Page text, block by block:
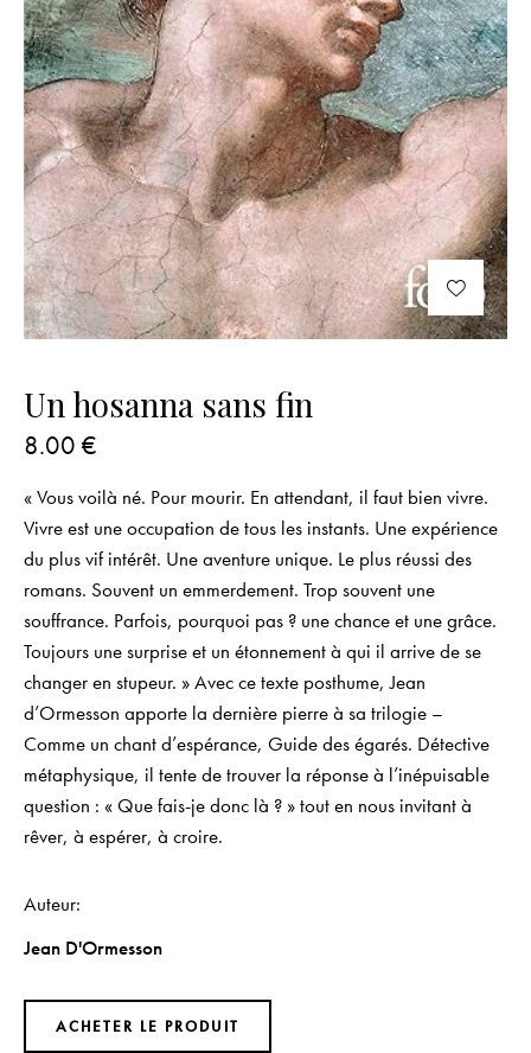
Un hosanna sans fin
8.00 €
« Vous voilà né. Pour mourir. En attendant, il faut bien vivre.
Vivre est une occupation de tous les instants. Une expérience
du plus vif intérêt. Une aventure unique. Le plus réussi des
romans. Souvent un emmerdement. Trop souvent une
souffrance. Parfois, pourquoi pas ? une chance et une grâce.
Toujours une surprise et un étonnement à qui il arrive de se
changer en stupeur. » Avec ce texte posthume, Jean
d’Ormesson apporte la dernière pierre à sa trilogie –
Comme un chant d’espérance, Guide des égarés. Détective
métaphysique, il tente de trouver la réponse à l’inépuisable
question : « Que fais-je donc là ? » tout en nous invitant à
rêver, à espérer, à croire.
Auteur
Jean D'Ormesson
ACHETER LE PRODUIT